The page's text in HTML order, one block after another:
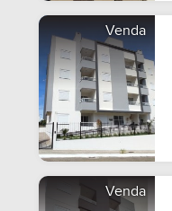
Venda
Venda